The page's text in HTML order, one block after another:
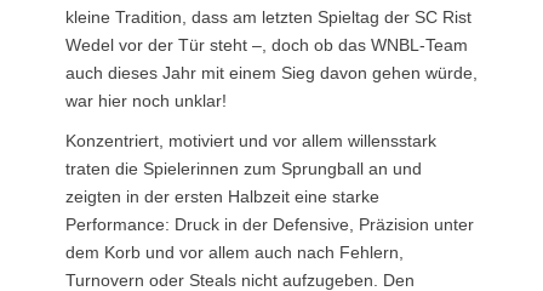
kleine Tradition, dass am letzten Spieltag der SC Rist
Wedel vor der Tür steht –, doch ob das WNBL-Team
auch dieses Jahr mit einem Sieg davon gehen würde,
war hier noch unklar!
Konzentriert, motiviert und vor allem willensstark
traten die Spielerinnen zum Sprungball an und
zeigten in der ersten Halbzeit eine starke
Performance: Druck in der Defensive, Präzision unter
dem Korb und vor allem auch nach Fehlern,
Turnovern oder Steals nicht aufzugeben. Den